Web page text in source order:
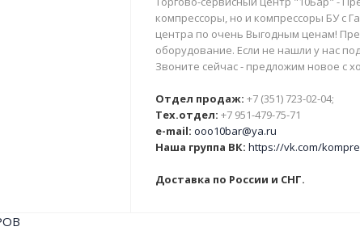
компрессоры, но и компрессоры БУ с
центра по очень Выгодным ценам!
оборудование. Если не нашли у нас
Звоните сейчас - предложим новое с
Отдел продаж: +7 (351) 723-02-04;
Тех.отдел: +7 951-479-75-71
e-mail: ooo10bar@ya.ru
Наша группа ВК: https://vk.com/
Доставка по России и СНГ.